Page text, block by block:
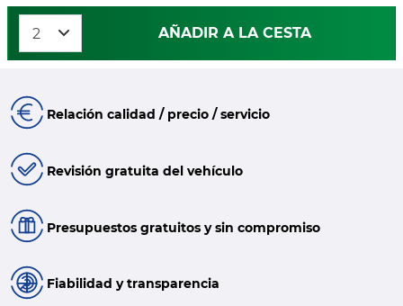
AÑADIR A LA CESTA
Relación calidad / precio / servicio
Revisión gratuita del vehículo
Presupuestos gratuitos y sin compromiso
Fiabilidad y transparencia